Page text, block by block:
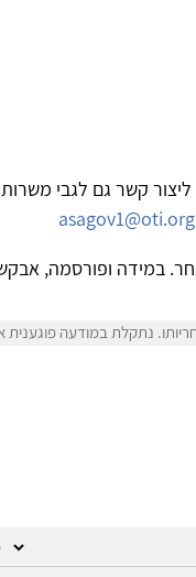
קשר גם לגבי משרות
במידה ופורסמה,
נתקלת במודעה פוגענית